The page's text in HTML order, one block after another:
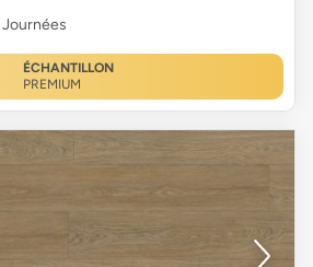
Journées
ÉCHANTILLON
PREMIUM